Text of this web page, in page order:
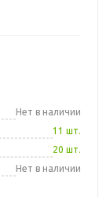
Нет в наличии
11 шт.
20 шт.
Нет в наличии